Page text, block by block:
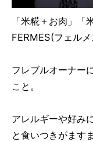
「米糀＋お肉」「
FERMES(フェルメ
フレブルオーナー
こと。
アレルギーや好み
と食いつきがます